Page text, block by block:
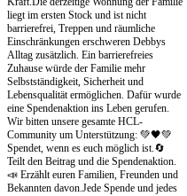
liegt im ersten Stock und ist nicht
barrierefrei, Treppen und räumliche
Einschränkungen erschweren Debbys
Alltag zusätzlich. Ein barrierefreies
Zuhause würde der Familie mehr
Selbstständigkeit, Sicherheit und
Lebensqualität ermöglichen. Dafür wurde
eine Spendenaktion ins Leben gerufen.
Wir bitten unsere gesamte HCL-
Community um Unterstützung: 💚🖤💚
Spendet, wenn es euch möglich ist.🔄
Teilt den Beitrag und die Spendenaktion.
📣 Erzählt euren Familien, Freunden und
Bekannten davon.Jede Spende und jedes